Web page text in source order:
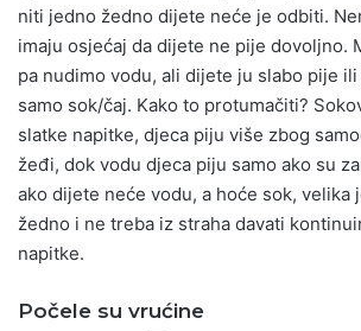
niti jedno žedno dijete neće je odbiti.
imaju osjećaj da dijete ne pije dovoljno.
pa nudimo vodu, ali dijete ju slabo pije
samo sok/čaj. Kako to protumačiti?
slatke napitke, djeca piju više zbog
žeđi, dok vodu djeca piju samo ako su
ako dijete neće vodu, a hoće sok, velika
žedno i ne treba iz straha davati
napitke.
Počele su vrućine